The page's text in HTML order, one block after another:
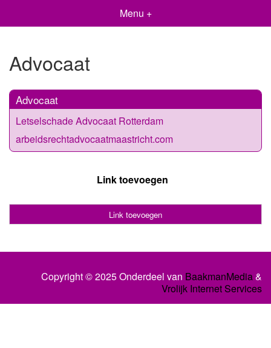
Menu +
Advocaat
Advocaat
Letselschade Advocaat Rotterdam
arbeidsrechtadvocaatmaastricht.com
Link toevoegen
Link toevoegen
Copyright © 2025 Onderdeel van BaakmanMedia&
Vrolijk Internet Services